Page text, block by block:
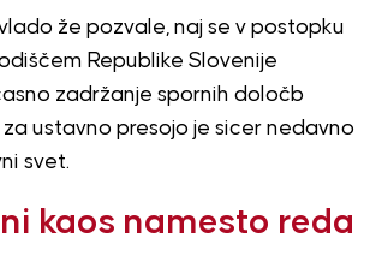
že pozvale, naj se v postopku
Republike Slovenije
zadržanje spornih določb
ustavno presojo je sicer nedavno
svet.
kaos namesto reda